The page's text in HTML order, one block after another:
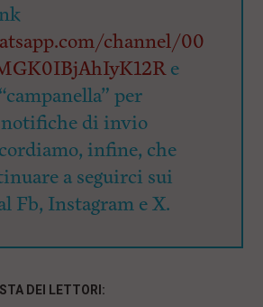
channel/00
e
per
di invio
infine, che
a seguirci sui
Fb, Instagram e X.
DEI LETTORI: